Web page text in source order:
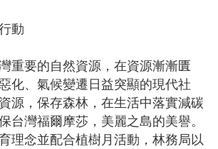
動
要的自然資源，在資源漸漸匱
化、氣候變遷日益突顯的現代社
源，保存森林，在生活中落實減碳
台灣福爾摩莎，美麗之島的美譽。
理念並配合植樹月活動，林務局以